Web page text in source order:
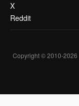
X
Reddit
Copyright © 2010-2026